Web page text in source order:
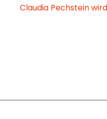
Claudia Pechstein